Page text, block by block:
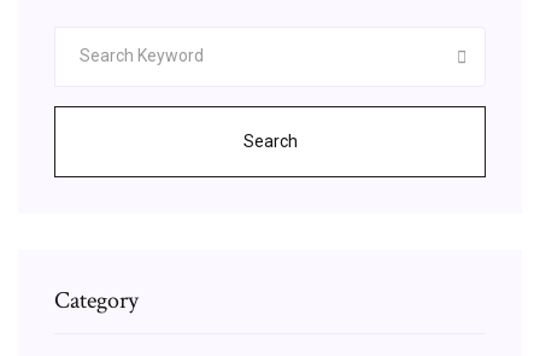
Search
Category